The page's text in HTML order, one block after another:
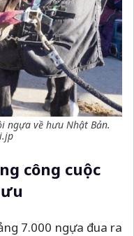
ngựa về hưu Nhật Bản.
công cuộc
7.000 ngựa đua ra